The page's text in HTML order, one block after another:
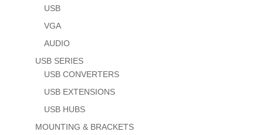
USB
VGA
AUDIO
USB SERIES
USB CONVERTERS
USB EXTENSIONS
USB HUBS
MOUNTING & BRACKETS